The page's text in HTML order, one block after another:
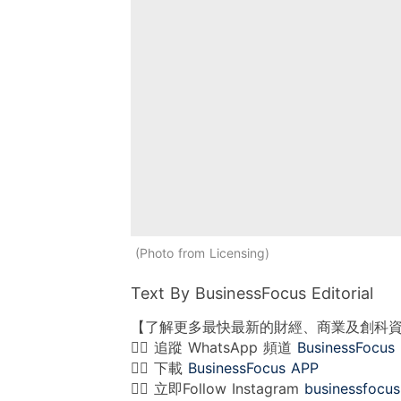
Photo from Licensing
Text By BusinessFocus Editorial
【了解更多最快最新的財經、商業及創科資
👉🏻 追蹤 WhatsApp 頻道 BusinessFocus
👉🏻 下載 BusinessFocus APP
👉🏻 立即Follow Instagram